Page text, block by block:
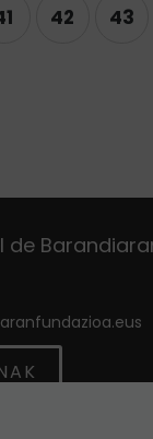
42 43